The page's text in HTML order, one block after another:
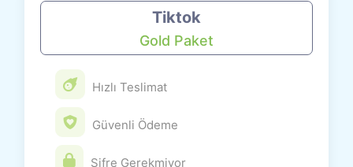
Tiktok
Gold Paket
Hızlı Teslimat
Güvenli Ödeme
Şifre Gerekmiyor